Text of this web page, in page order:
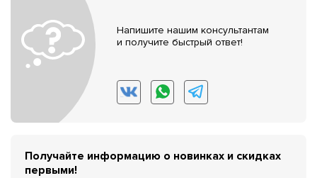
Напишите нашим консультантам
и получите быстрый ответ!
Получайте информацию о новинках и скидках
первыми!